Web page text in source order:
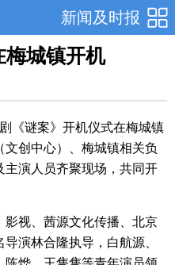
新闻及时报
梅城镇开机
《谜案》开机仪式在梅城镇
创中心）、梅城镇相关负
演人员齐聚现场，共同开
影视、茜源文化传播、北京
演林合隆执导，白航源、